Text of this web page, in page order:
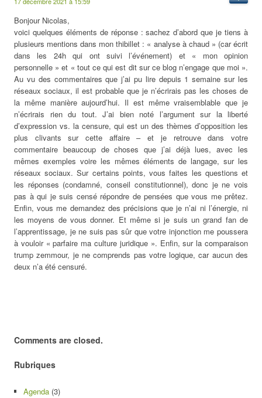
Bonjour Nicolas,
voici quelques éléments de réponse : sachez d’abord que je tiens à
plusieurs mentions dans mon thibillet : « analyse à chaud » (car écrit
dans les 24h qui ont suivi l’événement) et « mon opinion
personnelle » et « tout ce qui est dit sur ce blog n’engage que moi ».
Au vu des commentaires que j’ai pu lire depuis 1 semaine sur les
réseaux sociaux, il est probable que je n’écrirais pas les choses de
la même manière aujourd’hui. Il est même vraisemblable que je
n’écrirais rien du tout. J’ai bien noté l’argument sur la liberté
d’expression vs. la censure, qui est un des thèmes d’opposition les
plus clivants sur cette affaire – et je retrouve dans votre
commentaire beaucoup de choses que j’ai déjà lues, avec les
mêmes exemples voire les mêmes éléments de langage, sur les
réseaux sociaux. Sur certains points, vous faites les questions et
les réponses (condamné, conseil constitutionnel), donc je ne vois
pas à qui je suis censé répondre de pensées que vous me prêtez.
Enfin, vous me demandez des précisions que je n’ai ni l’énergie, ni
les moyens de vous donner. Et même si je suis un grand fan de
l’apprentissage, je ne suis pas sûr que votre injonction me poussera
à vouloir « parfaire ma culture juridique ». Enfin, sur la comparaison
trump zemmour, je ne comprends pas votre logique, car aucun des
deux n’a été censuré.
Comments are closed.
Rubriques
Agenda (3)